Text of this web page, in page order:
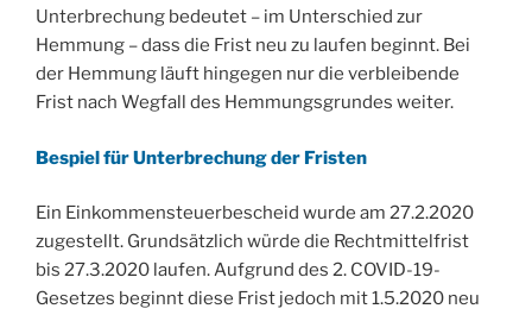
Unterbrechung bedeutet – im Unterschied zur
Hemmung – dass die Frist neu zu laufen beginnt. Bei
der Hemmung läuft hingegen nur die verbleibende
Frist nach Wegfall des Hemmungsgrundes weiter.
Bespiel für Unterbrechung der Fristen
Ein Einkommensteuerbescheid wurde am 27.2.2020
zugestellt. Grundsätzlich würde die Rechtmittelfrist
bis 27.3.2020 laufen. Aufgrund des 2. COVID-19-
Gesetzes beginnt diese Frist jedoch mit 1.5.2020 neu